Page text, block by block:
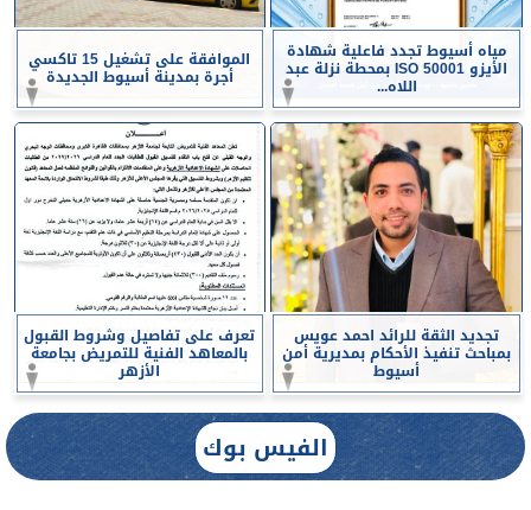
مياه أسيوط تجدد فاعلية شهادة
الأيزو ISO 50001 بمحطة نزلة عبد
اللاه...
الموافقة على تشغيل 15 تاكسي
أجرة بمدينة أسيوط الجديدة
تجديد الثقة للرائد احمد عويس
بمباحث تنفيذ الأحكام بمديرية أمن
أسيوط
تعرف على تفاصيل وشروط القبول
بالمعاهد الفنية للتمريض بجامعة
الأزهر
الفيس بوك